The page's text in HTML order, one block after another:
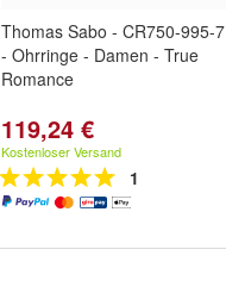
Thomas Sabo - CR750-995-7
- Ohrringe - Damen - True
Romance
119,24 €
Kostenloser Versand
1